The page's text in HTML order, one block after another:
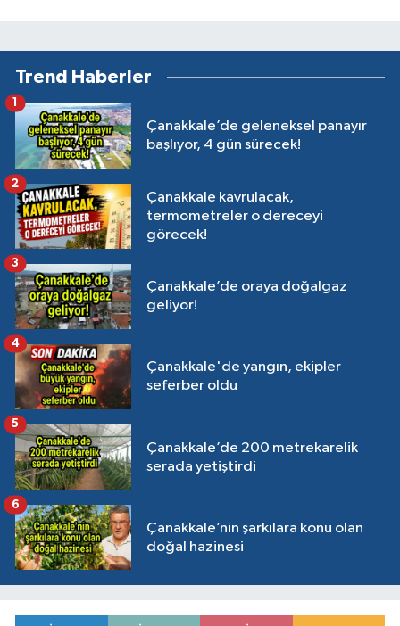
Trend Haberler
Çanakkale’de geleneksel panayır
başlıyor, 4 gün sürecek!
1
Çanakkale kavrulacak,
termometreler o dereceyi
görecek!
2
Çanakkale’de oraya doğalgaz
geliyor!
3
Çanakkale'de yangın, ekipler
seferber oldu
4
Çanakkale’de 200 metrekarelik
serada yetiştirdi
5
Çanakkale’nin şarkılara konu olan
doğal hazinesi
6